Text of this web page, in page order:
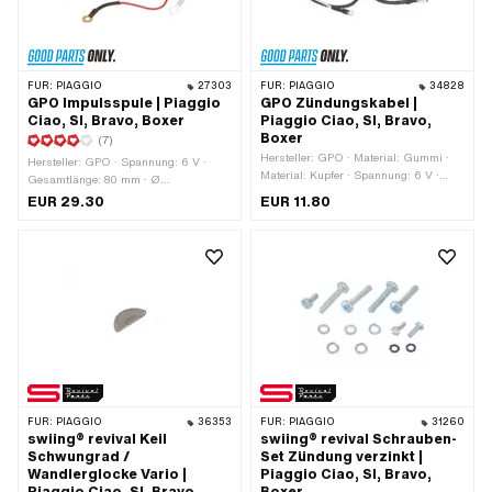
FÜR: PIAGGIO 27303
GPO Impulsspule | Piaggio
Ciao, SI, Bravo, Boxer
(7)
Hersteller: GPO · Spannung: 6 V ·
Gesamtlänge: 80 mm · Ø
Befestigungsloch: 4.6 mm · Breite:
Anzahl Befestigungspunkte: 2 Stk. ·
EUR 29.30
FÜR: PIAGGIO 34828
GPO Zündungskabel |
Piaggio Ciao, SI, Bravo,
Boxer
Hersteller: GPO · Material: Gummi ·
Material: Kupfer · Spannung: 6 V ·
schwarz · Anzahl Kabel: 1 Stk. ·
EUR 11.80
FÜR: PIAGGIO 36353
swiing® revival Keil
Schwungrad /
Wandlerglocke Vario |
FÜR: PIAGGIO 31260
swiing® revival Schrauben-
Set Zündung verzinkt |
Piaggio Ciao, SI, Bravo,